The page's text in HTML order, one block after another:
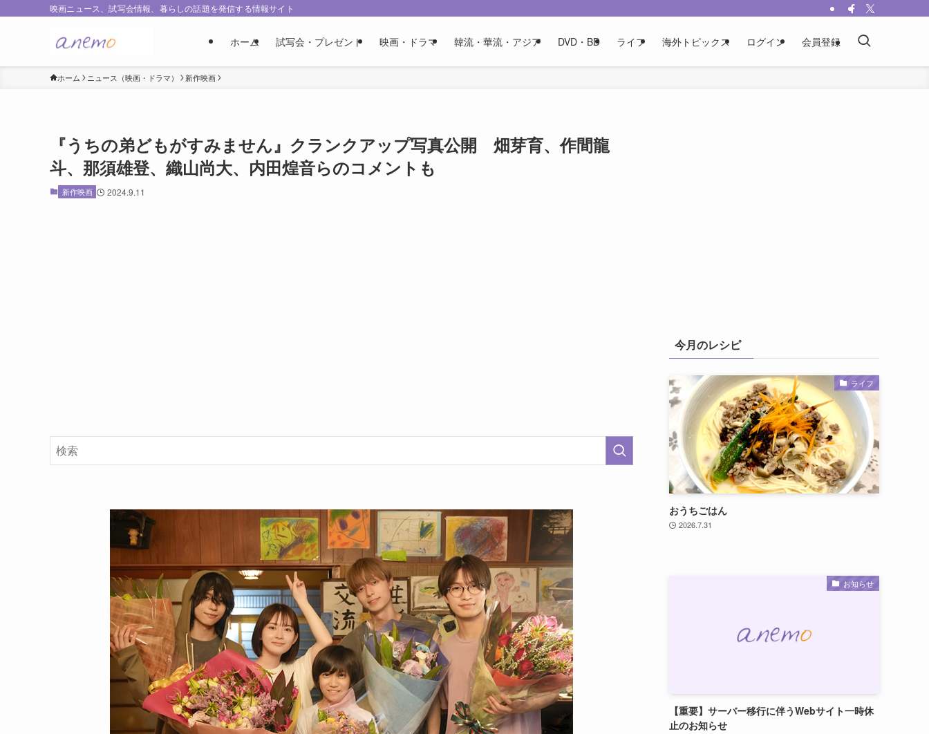
映画ニュース、試写会情報、暮らしの話題を発信する情報サイト
ホーム 試写会・プレゼント 映画・ドラマ 韓流・華流・アジア DVD・BD ライフ 海外トピックス ログイン 会員登録
ホーム ニュース（映画・ドラマ） 新作映画
『うちの弟どもがすみません』クランクアップ写真公開 畑芽育、作間龍
斗、那須雄登、織山尚大、内田煌音らのコメントも
新作映画 2024.9.11
今月のレシピ
ライフ
おうちごはん
2026.7.31
お知らせ
【重要】サーバー移行に伴うWebサイト一時休
止のお知らせ